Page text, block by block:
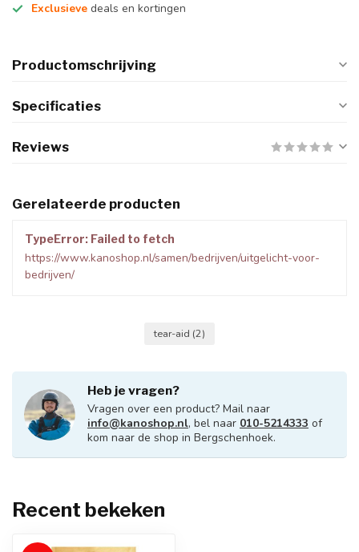
Exclusieve deals en kortingen
Productomschrijving
Specificaties
Reviews
Gerelateerde producten
TypeError: Failed to fetch
https://www.kanoshop.nl/samen/bedrijven/uitgelicht-voor-
bedrijven/
tear-aid (2)
Heb je vragen?
Vragen over een product? Mail naar
info@kanoshop.nl, bel naar 010-5214333 of
kom naar de shop in Bergschenhoek.
Recent bekeken